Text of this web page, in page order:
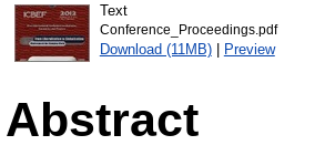
Text
Conference_Proceedings.pdf
Download (11MB)| Preview
Abstract